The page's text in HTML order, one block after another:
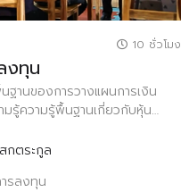
10 ชั่วโมง
งทุน
ฐานของการวางแผนการเงิน
รู้ความรู้พื้นฐานเกี่ยวกับหุ้น
รเงินบริษัทจดทะเบียน เพื่อค้นหา
นดี น่าลงทุน
กตระกูล
รลงทุน